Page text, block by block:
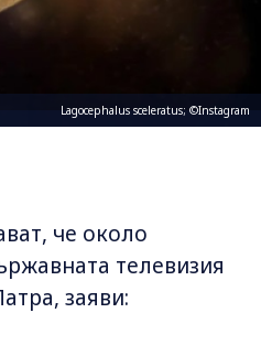
Lagocephalus sceleratus; ©Instagram
че около
телевизия
заяви: